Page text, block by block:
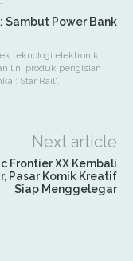
Sambut Power Bank
teknologi elektronik
lini produk pengisian
Star Rail".
Next article
Frontier XX Kembali
Pasar Komik Kreatif
Siap Menggelegar